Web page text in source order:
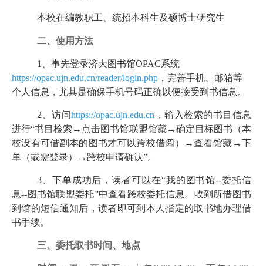
本校在编教职工、统招本科生及硕博士研究生
二、使用方法
1 、事先登录济大图书馆OPAC系统
https://opac.ujn.edu.cn/reader/login.php ，完善手机、邮箱等
个人信息，尤其是确保手机号码正确以便接受到书信息。
2 、访问https://opac.ujn.edu.cn ，输入检索的书目信息
进行“书目检索→点击图书馆联盟馆藏→确定目标图书（本
校没有可借副本的图书才可以跨校借阅）→查看馆藏→下
单（或需登录）→跨校申请确认”。
3 、下单成功后，读者可以在“我的图书馆--委托信
息--图书馆联盟委托”中查看跨校委托信息。收到所借图书
到馆的短信通知后，读者即可到本人指定的取书地办理借
书手续。
三、委托取书时间、地点